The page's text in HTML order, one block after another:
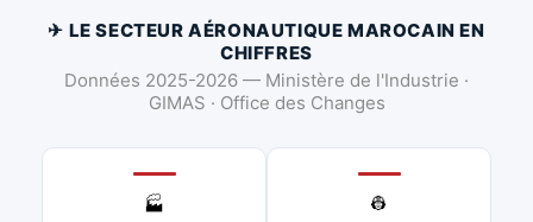
✈ LE SECTEUR AÉRONAUTIQUE MAROCAIN EN
CHIFFRES
Données 2025-2026 — Ministère de l'Industrie ·
GIMAS · Office des Changes
🏭
👷